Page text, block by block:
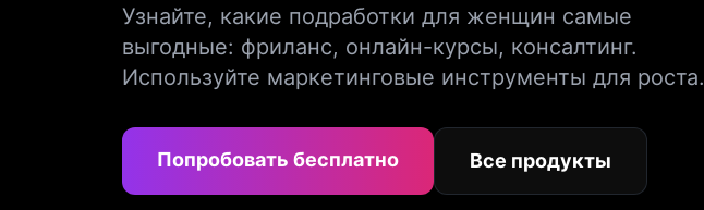
Узнайте, какие подработки для женщин самые
выгодные: фриланс, онлайн-курсы, консалтинг.
Используйте маркетинговые инструменты для роста.
Попробовать бесплатно Все продукты